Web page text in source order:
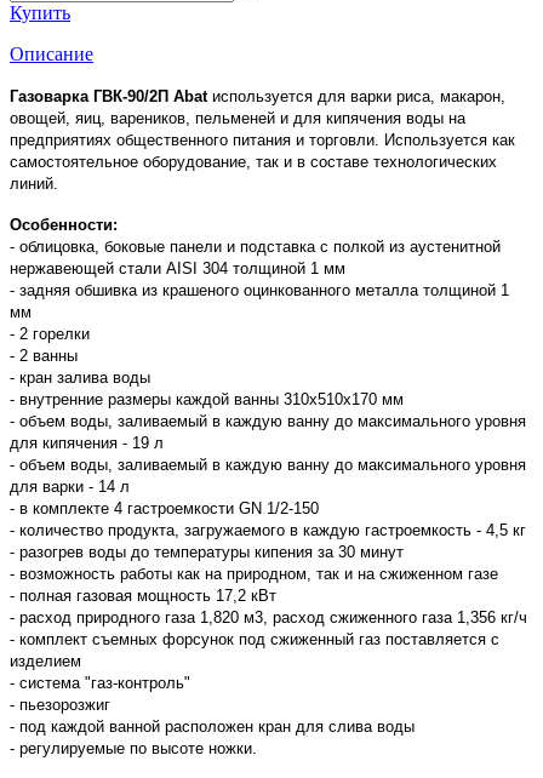
Купить
Описание
Газоварка ГВК-90/2П Abatиспользуется для варки риса, макарон,
овощей, яиц, вареников, пельменей и для кипячения воды на
предприятиях общественного питания и торговли. Используется как
самостоятельное оборудование, так и в составе технологических
линий.
Особенности:
- облицовка, боковые панели и подставка с полкой из аустенитной
нержавеющей стали AISI 304 толщиной 1 мм
- задняя обшивка из крашеного оцинкованного металла толщиной 1
мм
- 2 горелки
- 2 ванны
- кран залива воды
- внутренние размеры каждой ванны 310х510х170 мм
- объем воды, заливаемый в каждую ванну до максимального уровня
для кипячения - 19 л
- объем воды, заливаемый в каждую ванну до максимального уровня
для варки - 14 л
- в комплекте 4 гастроемкости GN 1/2-150
- количество продукта, загружаемого в каждую гастроемкость - 4,5 кг
- разогрев воды до температуры кипения за 30 минут
- возможность работы как на природном, так и на сжиженном газе
- полная газовая мощность 17,2 кВт
- расход природного газа 1,820 м3, расход сжиженного газа 1,356 кг/ч
- комплект съемных форсунок под сжиженный газ поставляется с
изделием
- система "газ-контроль"
- пьезорозжиг
- под каждой ванной расположен кран для слива воды
- регулируемые по высоте ножки.